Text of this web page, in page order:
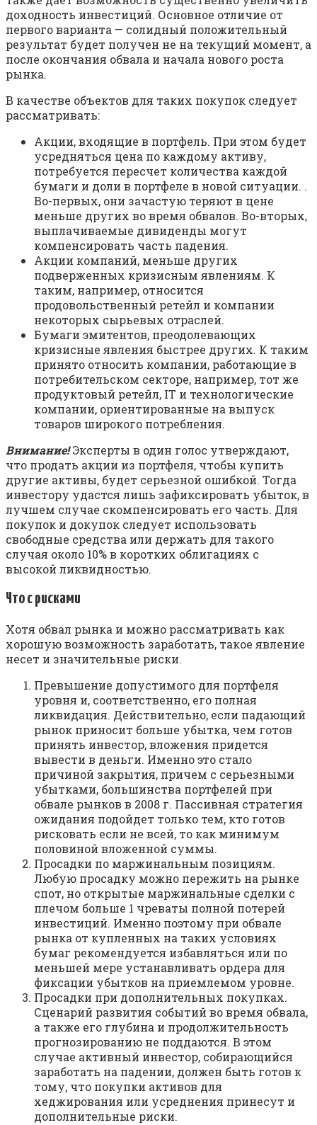
доходность инвестиций. Основное отличие от
первого варианта — солидный положительный
результат будет получен не на текущий момент, а
после окончания обвала и начала нового роста
рынка.
В качестве объектов для таких покупок следует
рассматривать:
Акции, входящие в портфель. При этом будет
усредняться цена по каждому активу,
потребуется пересчет количества каждой
бумаги и доли в портфеле в новой ситуации. .
Во-первых, они зачастую теряют в цене
меньше других во время обвалов. Во-вторых,
выплачиваемые дивиденды могут
компенсировать часть падения.
Акции компаний, меньше других
подверженных кризисным явлениям. К
таким, например, относится
продовольственный ретейл и компании
некоторых сырьевых отраслей.
Бумаги эмитентов, преодолевающих
кризисные явления быстрее других. К таким
принято относить компании, работающие в
потребительском секторе, например, тот же
продуктовый ретейл, IT и технологические
компании, ориентированные на выпуск
товаров широкого потребления.
Внимание!Эксперты в один голос утверждают,
что продать акции из портфеля, чтобы купить
другие активы, будет серьезной ошибкой. Тогда
инвестору удастся лишь зафиксировать убыток, в
лучшем случае скомпенсировать его часть. Для
покупок и докупок следует использовать
свободные средства или держать для такого
случая около 10% в коротких облигациях с
высокой ликвидностью.
Что с рисками
Хотя обвал рынка и можно рассматривать как
хорошую возможность заработать, такое явление
несет и значительные риски.
Превышение допустимого для портфеля
уровня и, соответственно, его полная
ликвидация. Действительно, если падающий
рынок приносит больше убытка, чем готов
принять инвестор, вложения придется
вывести в деньги. Именно это стало
причиной закрытия, причем с серьезными
убытками, большинства портфелей при
обвале рынков в 2008 г. Пассивная стратегия
ожидания подойдет только тем, кто готов
рисковать если не всей, то как минимум
половиной вложенной суммы.
Просадки по маржинальным позициям.
Любую просадку можно пережить на рынке
спот, но открытые маржинальные сделки с
плечом больше 1 чреваты полной потерей
инвестиций. Именно поэтому при обвале
рынка от купленных на таких условиях
бумаг рекомендуется избавляться или по
меньшей мере устанавливать ордера для
фиксации убытков на приемлемом уровне.
Просадки при дополнительных покупках.
Сценарий развития событий во время обвала,
а также его глубина и продолжительность
прогнозированию не поддаются. В этом
случае активный инвестор, собирающийся
заработать на падении, должен быть готов к
тому, что покупки активов для
хеджирования или усреднения принесут и
дополнительные риски.